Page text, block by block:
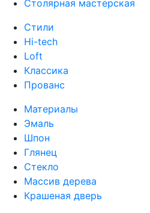
Столярная мастерская
Стили
Hi-tech
Loft
Классика
Прованс
Материалы
Эмаль
Шпон
Глянец
Стекло
Массив дерева
Крашеная дверь